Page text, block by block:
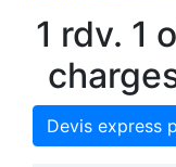
1 rdv. 1
Devis express